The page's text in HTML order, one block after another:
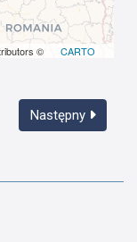
© CARTO
Następny